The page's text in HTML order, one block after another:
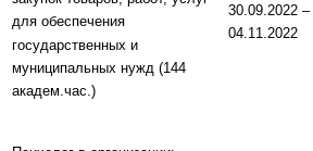
для обеспечения
государственных и
муниципальных нужд (144
академ.час.)
30.09.2022 –
04.11.2022